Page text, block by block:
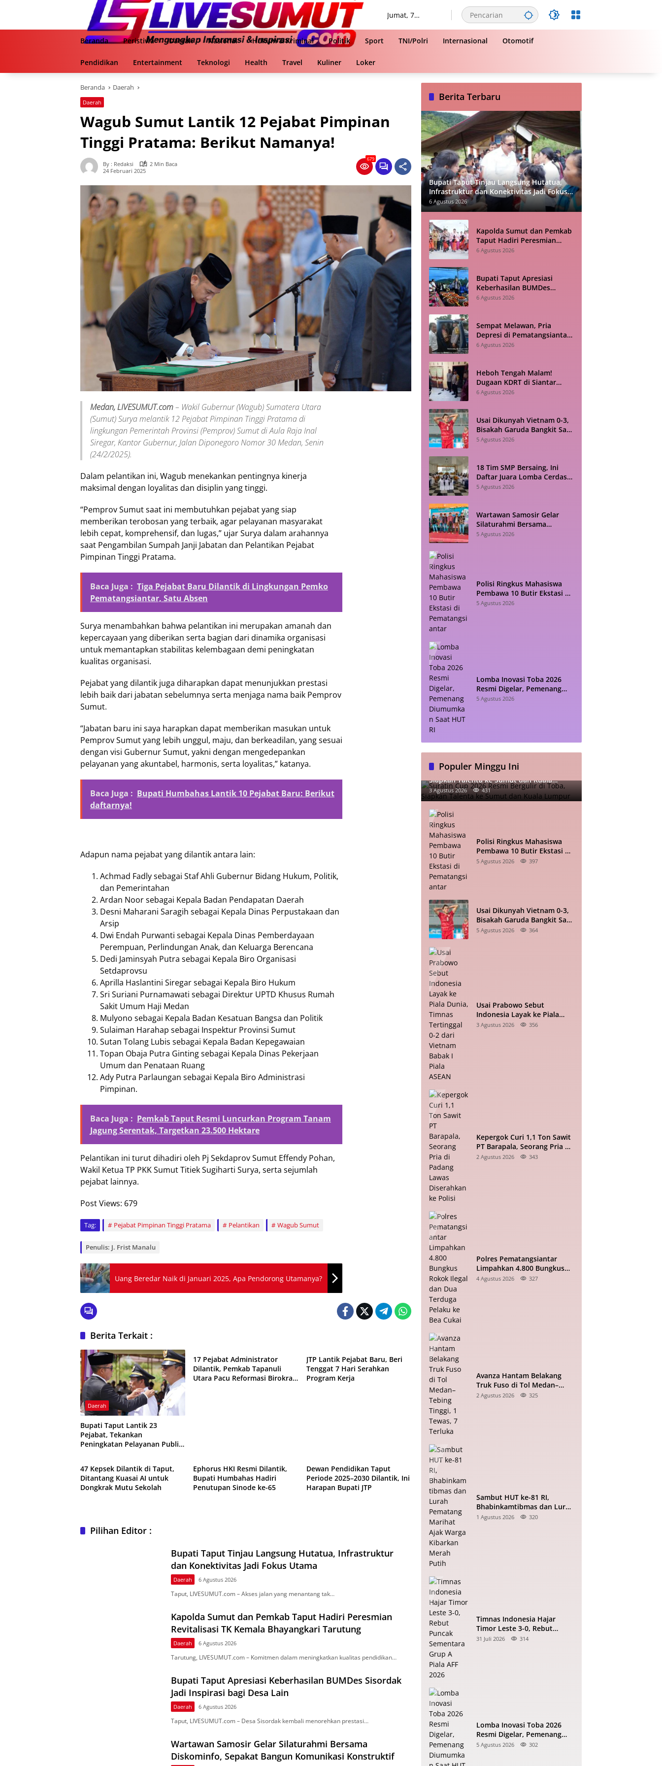
Jumat, 7
Beranda
Peristiwa Daerah Nasional Hukum & Kriminal Politik Sport TNI/Polri Internasional Otomotif
Pendidikan Entertainment Teknologi Health Travel Kuliner Loker
Beranda Daerah
Daerah
Wagub Sumut Lantik 12 Pejabat Pimpinan
Tinggi Pratama: Berikut Namanya!
By : Redaksi
2 Min Baca
24 Februari 2025
679
Medan, LIVESUMUT.com– Wakil Gubernur (Wagub) Sumatera Utara
(Sumut) Surya melantik 12 Pejabat Pimpinan Tinggi Pratama di
lingkungan Pemerintah Provinsi (Pemprov) Sumut di Aula Raja Inal
Siregar, Kantor Gubernur, Jalan Diponegoro Nomor 30 Medan, Senin
(24/2/2025).
Dalam pelantikan ini, Wagub menekankan pentingnya kinerja
maksimal dengan loyalitas dan disiplin yang tinggi.
“Pemprov Sumut saat ini membutuhkan pejabat yang siap
memberikan terobosan yang terbaik, agar pelayanan masyarakat
lebih cepat, komprehensif, dan lugas,” ujar Surya dalam arahannya
saat Pengambilan Sumpah Janji Jabatan dan Pelantikan Pejabat
Pimpinan Tinggi Pratama.
Baca Juga : Tiga Pejabat Baru Dilantik di Lingkungan Pemko
Pematangsiantar, Satu Absen
Surya menambahkan bahwa pelantikan ini merupakan amanah dan
kepercayaan yang diberikan serta bagian dari dinamika organisasi
untuk memantapkan stabilitas kelembagaan demi peningkatan
kualitas organisasi.
Pejabat yang dilantik juga diharapkan dapat menunjukkan prestasi
lebih baik dari jabatan sebelumnya serta menjaga nama baik Pemprov
Sumut.
“Jabatan baru ini saya harapkan dapat memberikan masukan untuk
Pemprov Sumut yang lebih unggul, maju, dan berkeadilan, yang sesuai
dengan visi Gubernur Sumut, yakni dengan mengedepankan
pelayanan yang akuntabel, harmonis, serta loyalitas,” katanya.
Baca Juga : Bupati Humbahas Lantik 10 Pejabat Baru: Berikut
daftarnya!
Adapun nama pejabat yang dilantik antara lain:
Achmad Fadly sebagai Staf Ahli Gubernur Bidang Hukum, Politik,
dan Pemerintahan
Ardan Noor sebagai Kepala Badan Pendapatan Daerah
Desni Maharani Saragih sebagai Kepala Dinas Perpustakaan dan
Arsip
Dwi Endah Purwanti sebagai Kepala Dinas Pemberdayaan
Perempuan, Perlindungan Anak, dan Keluarga Berencana
Dedi Jaminsyah Putra sebagai Kepala Biro Organisasi
Setdaprovsu
Aprilla Haslantini Siregar sebagai Kepala Biro Hukum
Sri Suriani Purnamawati sebagai Direktur UPTD Khusus Rumah
Sakit Umum Haji Medan
Mulyono sebagai Kepala Badan Kesatuan Bangsa dan Politik
Sulaiman Harahap sebagai Inspektur Provinsi Sumut
Sutan Tolang Lubis sebagai Kepala Badan Kepegawaian
Topan Obaja Putra Ginting sebagai Kepala Dinas Pekerjaan
Umum dan Penataan Ruang
Ady Putra Parlaungan sebagai Kepala Biro Administrasi
Pimpinan.
Baca Juga : Pemkab Taput Resmi Luncurkan Program Tanam
Jagung Serentak, Targetkan 23.500 Hektare
Pelantikan ini turut dihadiri oleh Pj Sekdaprov Sumut Effendy Pohan,
Wakil Ketua TP PKK Sumut Titiek Sugiharti Surya, serta sejumlah
pejabat lainnya.
Post Views: 679
Tag: Pejabat Pimpinan Tinggi Pratama Pelantikan Wagub Sumut
Penulis: J. Frist Manalu
Uang Beredar Naik di Januari 2025, Apa Pendorong Utamanya?
Berita Terkait :
Daerah
Bupati Taput Lantik 23
Pejabat, Tekankan
Peningkatan Pelayanan Publik
17 Pejabat Administrator
Dilantik, Pemkab Tapanuli
Utara Pacu Reformasi Birokrasi
JTP Lantik Pejabat Baru, Beri
Tenggat 7 Hari Serahkan
Program Kerja
Daerah
47 Kepsek Dilantik di Taput,
Ditantang Kuasai AI untuk
Dongkrak Mutu Sekolah
Ephorus HKI Resmi Dilantik,
Bupati Humbahas Hadiri
Penutupan Sinode ke-65
Dewan Pendidikan Taput
Periode 2025–2030 Dilantik, Ini
Harapan Bupati JTP
Pilihan Editor :
Bupati Taput Tinjau Langsung Hutatua, Infrastruktur
dan Konektivitas Jadi Fokus Utama
Daerah 6 Agustus 2026
Taput, LIVESUMUT.com – Akses jalan yang menantang tak…
Kapolda Sumut dan Pemkab Taput Hadiri Peresmian
Revitalisasi TK Kemala Bhayangkari Tarutung
Daerah 6 Agustus 2026
Tarutung, LIVESUMUT.com – Komitmen dalam meningkatkan kualitas pendidikan…
Bupati Taput Apresiasi Keberhasilan BUMDes Sisordak
Jadi Inspirasi bagi Desa Lain
Daerah 6 Agustus 2026
Taput, LIVESUMUT.com – Desa Sisordak kembali menorehkan prestasi…
Wartawan Samosir Gelar Silaturahmi Bersama
Diskominfo, Sepakat Bangun Komunikasi Konstruktif
Berita Terbaru
Bupati Taput Tinjau Langsung Hutatua,
Infrastruktur dan Konektivitas Jadi Fokus
Utama
6 Agustus 2026
Kapolda Sumut dan Pemkab
Taput Hadiri Peresmian
Revitalisasi TK Kemala
6 Agustus 2026
Bupati Taput Apresiasi
Keberhasilan BUMDes
Sisordak Jadi Inspirasi bagi
6 Agustus 2026
Sempat Melawan, Pria
Depresi di Pematangsiantar
Akhirnya Dievakuasi Polisi
6 Agustus 2026
Heboh Tengah Malam!
Dugaan KDRT di Siantar
Barat Berujung ke Kantor
6 Agustus 2026
Usai Dikunyah Vietnam 0-3,
Bisakah Garuda Bangkit Saat
Bertandang ke Singapura?
5 Agustus 2026
18 Tim SMP Bersaing, Ini
Daftar Juara Lomba Cerdas
Cermat HAN 2026 di Toba
5 Agustus 2026
Wartawan Samosir Gelar
Silaturahmi Bersama
Diskominfo, Sepakat Bangun
5 Agustus 2026
Polisi Ringkus Mahasiswa
Pembawa 10 Butir Ekstasi di
Pematangsiantar
5 Agustus 2026
Lomba Inovasi Toba 2026
Resmi Digelar, Pemenang
Diumumkan Saat HUT RI
5 Agustus 2026
Populer Minggu Ini
Suratin Cup 2026 Resmi Bergulir di Toba,
Siapkan Talenta ke Sumut dan Kuala
Lumpur
3 Agustus 2026 431
Polisi Ringkus Mahasiswa
Pembawa 10 Butir Ekstasi di
Pematangsiantar
5 Agustus 2026 397
Usai Dikunyah Vietnam 0-3,
Bisakah Garuda Bangkit Saat
Bertandang ke Singapura?
5 Agustus 2026 364
Usai Prabowo Sebut
Indonesia Layak ke Piala
Dunia, Timnas Tertinggal 0-2
3 Agustus 2026 356
Kepergok Curi 1,1 Ton Sawit
PT Barapala, Seorang Pria di
Padang Lawas Diserahkan ke
2 Agustus 2026 343
Polres Pematangsiantar
Limpahkan 4.800 Bungkus
Rokok Ilegal dan Dua
4 Agustus 2026 327
Avanza Hantam Belakang
Truk Fuso di Tol Medan–
Tebing Tinggi, 1 Tewas, 7
2 Agustus 2026 325
Sambut HUT ke-81 RI,
Bhabinkamtibmas dan Lurah
Pematang Marihat Ajak
1 Agustus 2026 320
Timnas Indonesia Hajar
Timor Leste 3-0, Rebut
Puncak Sementara Grup A
31 Juli 2026 314
Lomba Inovasi Toba 2026
Resmi Digelar, Pemenang
Diumumkan Saat HUT RI
5 Agustus 2026 302